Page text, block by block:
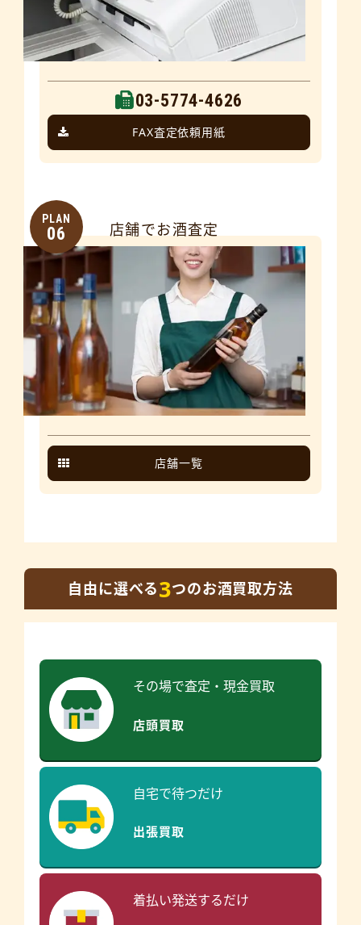
03-5774-4626
FAX査定依頼用紙
PLAN
06 店舗でお酒査定
店舗一覧
自由に選べる3つのお酒買取方法
その場で査定・現金買取
店頭買取
自宅で待つだけ
出張買取
着払い発送するだけ